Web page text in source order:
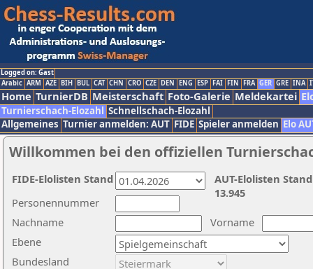
Logged on: Gast
Arabic ARM AZE BIH BUL CAT CHN CRO CZE DEN ENG ESP FAI FIN FRA GER GRE INA
Home TurnierDB Meisterschaft Foto-Galerie Meldekartei
Turnierschach-Elozahl Schnellschach-Elozahl
Allgemeines Turnier anmelden: AUT FIDE Spieler anmelden Elo
Willkommen bei den offiziellen
Nachname
Vorname
Ebene
Personennummer
Bundesland
AUT-Elolisten
13.945
FIDE-Elolisten Stand